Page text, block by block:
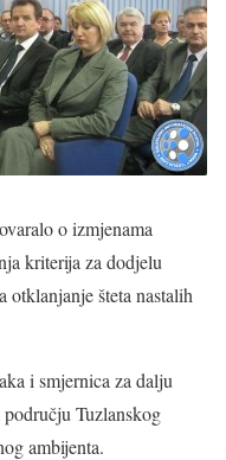
o izmjenama
kriterija za dodjelu
otklanjanje šteta nastalih
i smjernica za dalju
Tuzlanskog
ambijenta.